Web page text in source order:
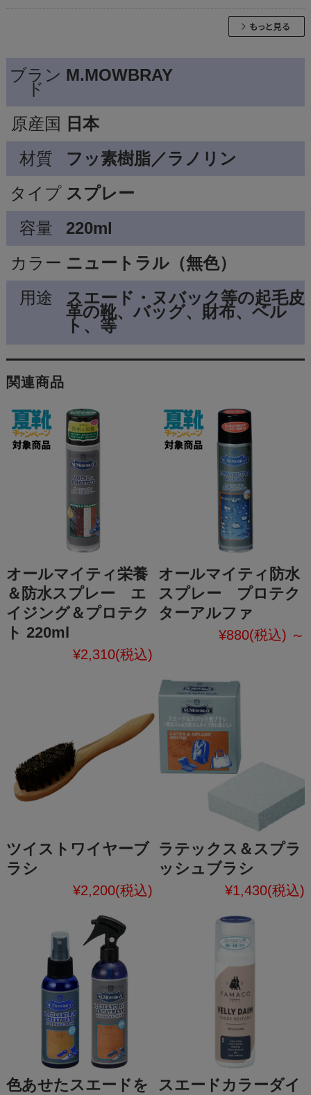
ブラン
ド
M.MOWBRAY
原産国
日本
材質
フッ素樹脂／ラノリン
タイプ スプレー
容量
220ml
カラー ニュートラル（無色）
用途
スエード・ヌバック等の起毛皮
革の靴、バッグ、財布、ベル
ト、等
関連商品
オールマイティ栄養
＆防水スプレー エ
イジング＆プロテク
ト 220ml
¥2,310(税込)
オールマイティ防水
スプレー プロテク
ターアルファ
¥880(税込) ～
ツイストワイヤーブ
ラシ
¥2,200(税込)
ラテックス＆スプラ
ッシュブラシ
¥1,430(税込)
色あせたスエードを
スエードカラーダイ